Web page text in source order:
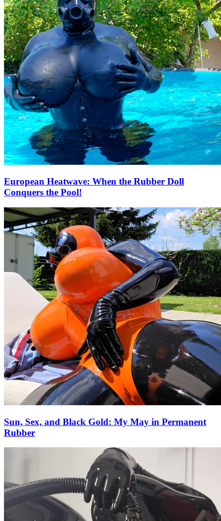
European Heatwave: When the Rubber Doll
Conquers the Pool!
Sun, Sex, and Black Gold: My May in Permanent
Rubber